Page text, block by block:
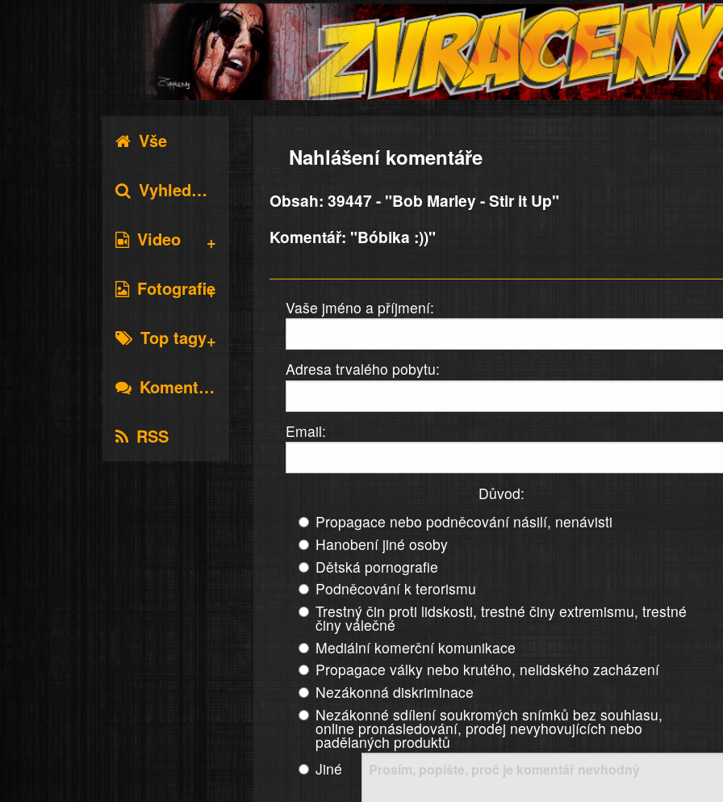
Vše
Vyhledávání
Video
Fotografie
Top tagy
Komentáře
RSS
Nahlášení komentáře
Obsah: 39447 - "Bob Marley - Stir it Up"
Komentář: "Bóbika :))"
Vaše jméno a příjmení:
Adresa trvalého pobytu:
Email:
Důvod:
Propagace nebo podněcování násilí, nenávisti
Hanobení jiné osoby
Dětská pornografie
Podněcování k terorismu
Trestný čin proti lidskosti, trestné činy extremismu, trestné
činy válečné
Mediální komerční komunikace
Propagace války nebo krutého, nelidského zacházení
Nezákonná diskriminace
Nezákonné sdílení soukromých snímků bez souhlasu,
online pronásledování, prodej nevyhovujících nebo
padělaných produktů
Jiné